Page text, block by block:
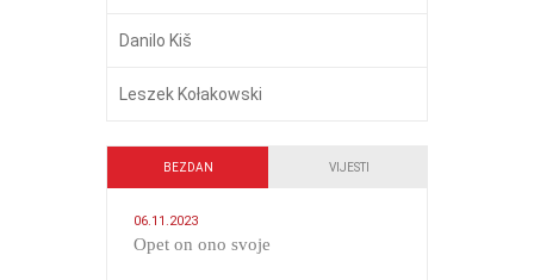
Danilo Kiš
Leszek Kołakowski
BEZDAN VIJESTI
06.11.2023
​Opet on ono svoje